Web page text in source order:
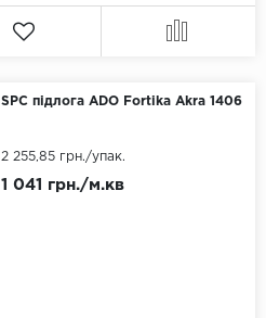
SPC підлога ADO Fortika Akra 1406
1 041 грн./м.кв
2 255,85 грн./упак.